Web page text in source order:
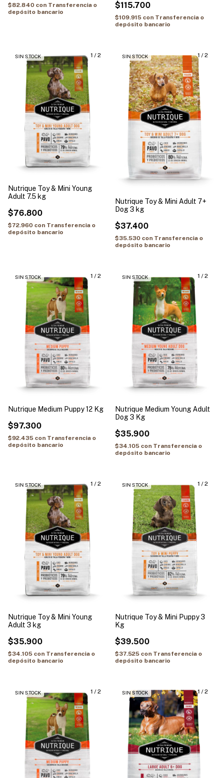
$82.840 con Transferencia o
depósito bancario
$115.700
$109.915 con Transferencia o
depósito bancario
1 / 2
SIN STOCK
Nutrique Toy & Mini Young
Adult 7.5 kg
$76.800
$72.960 con Transferencia o
depósito bancario
1 / 2
SIN STOCK
Nutrique Toy & Mini Adult 7+
Dog 3 kg
$37.400
$35.530 con Transferencia o
depósito bancario
1 / 2
SIN STOCK
Nutrique Medium Puppy 12 Kg
$97.300
$92.435 con Transferencia o
depósito bancario
1 / 2
SIN STOCK
Nutrique Medium Young Adult
Dog 3 Kg
$35.900
$34.105 con Transferencia o
depósito bancario
1 / 2
SIN STOCK
Nutrique Toy & Mini Young
Adult 3 kg
$35.900
$34.105 con Transferencia o
depósito bancario
1 / 2
SIN STOCK
Nutrique Toy & Mini Puppy 3
Kg
$39.500
$37.525 con Transferencia o
depósito bancario
1 / 2
SIN STOCK 1 / 2
SIN STOCK